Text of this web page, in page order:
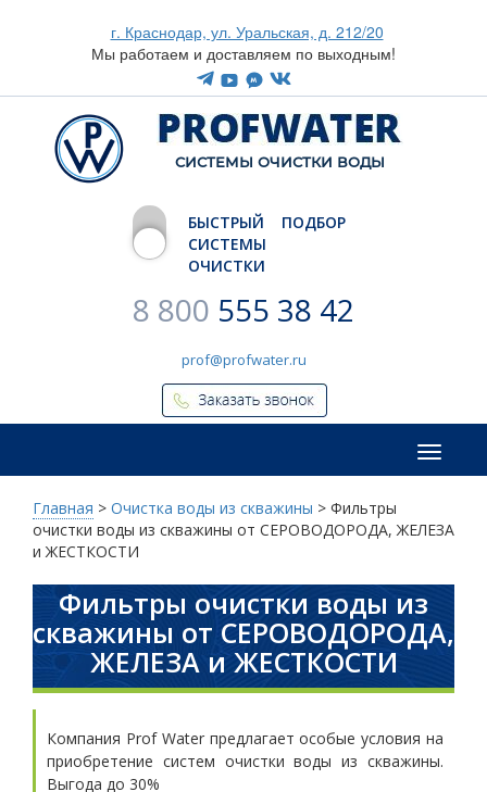
г. Краснодар, ул. Уральская, д. 212/20
Мы работаем и доставляем по выходным!
CИСТЕМЫ ОЧИСТКИ ВОДЫ
БЫСТРЫЙ ПОДБОР
СИСТЕМЫ
ОЧИСТКИ
8 800 555 38 42
prof@profwater.ru
Меню
Главная > Очистка воды из скважины > Фильтры
очистки воды из скважины от СЕРОВОДОРОДА, ЖЕЛЕЗА
и ЖЕСТКОСТИ
Фильтры очистки воды из
скважины от СЕРОВОДОРОДА,
ЖЕЛЕЗА и ЖЕСТКОСТИ
Компания Prof Water предлагает особые условия на
приобретение систем очистки воды из скважины.
Выгода до 30%